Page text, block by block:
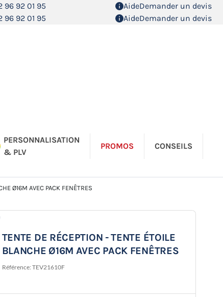
96 92 01 95 AideDemander un devis
96 92 01 95 AideDemander un devis
PERSONNALISATION
& PLV
PROMOS CONSEILS
Ø16M AVEC PACK FENÊTRES
TENTE DE RÉCEPTION - TENTE ÉTOILE
BLANCHE Ø16M AVEC PACK FENÊTRES
Référence: TEV21610F